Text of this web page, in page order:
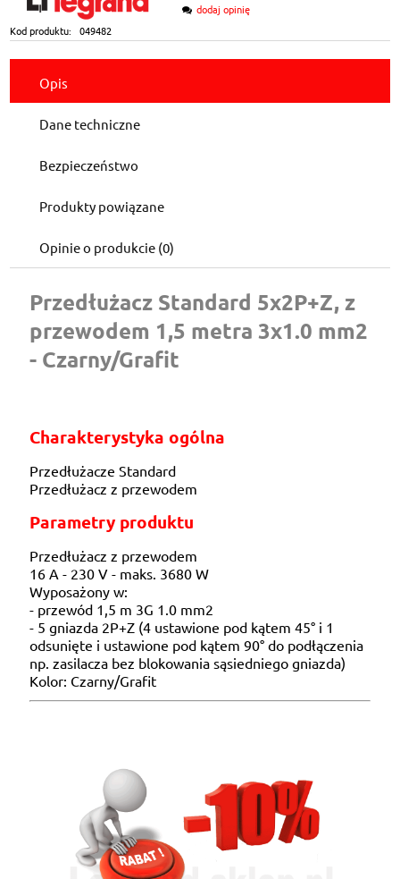
Kod produktu: 049482
dodaj opinię
Opis
Dane techniczne
Bezpieczeństwo
Produkty powiązane
Opinie o produkcie (0)
Przedłużacz Standard 5x2P+Z, z
przewodem 1,5 metra 3x1.0 mm2
- Czarny/Grafit
Charakterystyka ogólna
Przedłużacze Standard
Przedłużacz z przewodem
Parametry produktu
Przedłużacz z przewodem
16 A - 230 V - maks. 3680 W
Wyposażony w:
- przewód 1,5 m 3G 1.0 mm2
- 5 gniazda 2P+Z (4 ustawione pod kątem 45° i 1
odsunięte i ustawione pod kątem 90° do podłączenia
np. zasilacza bez blokowania sąsiedniego gniazda)
Kolor: Czarny/Grafit